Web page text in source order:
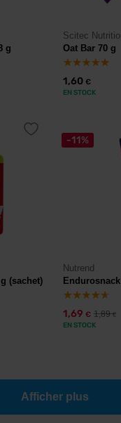
g
Scitec
Oat Bar 70 g
1,60 €
EN STOCK
(sachet)
-11%
Nutrend
1,69 € 1,89€
EN STOCK
Afficher plus